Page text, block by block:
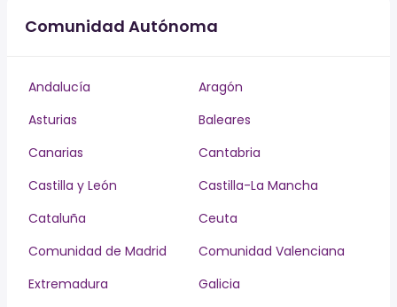
Comunidad Autónoma
Andalucía
Aragón
Asturias
Baleares
Canarias
Cantabria
Castilla y León
Castilla-La Mancha
Cataluña
Ceuta
Comunidad de Madrid
Comunidad Valenciana
Extremadura
Galicia